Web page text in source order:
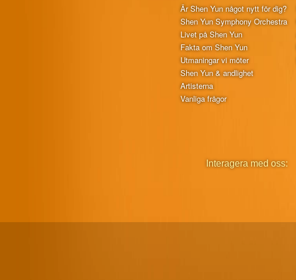
Är Shen Yun något nytt för dig?
Shen Yun Symphony Orchestra
Livet på Shen Yun
Fakta om Shen Yun
Utmaningar vi möter
Shen Yun & andlighet
Artisterna
Vanliga frågor
Interagera med oss: